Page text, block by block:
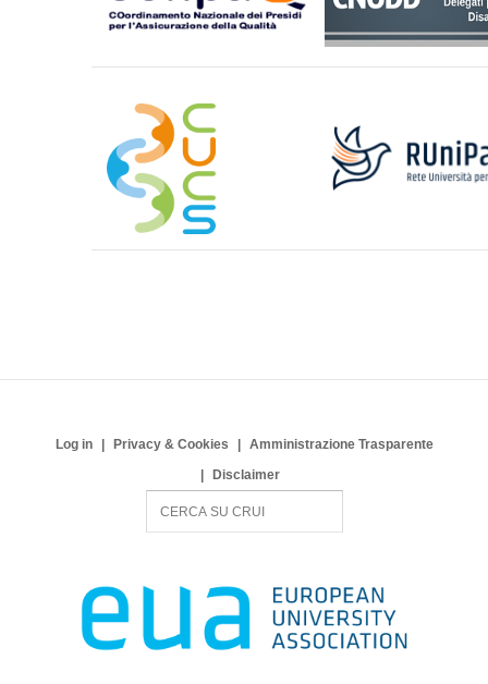
Log in Privacy & Cookies
Amministrazione Trasparente
Disclaimer
c